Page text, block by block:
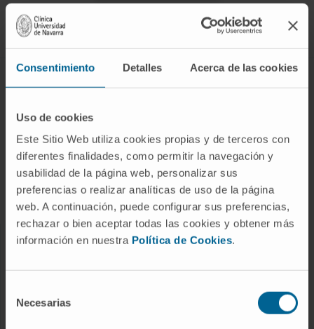
Consentimiento Detalles Acerca de las cookies
Uso de cookies
Este Sitio Web utiliza cookies propias y de terceros con
diferentes finalidades, como permitir la navegación y
usabilidad de la página web, personalizar sus
preferencias o realizar analíticas de uso de la página
web. A continuación, puede configurar sus preferencias,
rechazar o bien aceptar todas las cookies y obtener más
información en nuestra Política de Cookies.
Necesarias
ENFERMEDADES Y TRATAMIENTOS
Enfermedades
Pruebas diagnósticas
Tratamientos
Cuidados en casa
Chequeos y salud
Conozca a los profesionales